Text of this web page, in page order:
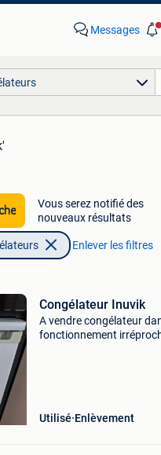
Messages
Vous serez notifié des
nouveaux résultats
Enlever les filtres
Congélateur Inuvik
A vendre congélateur
fonctionnement
Utilisé Enlèvement